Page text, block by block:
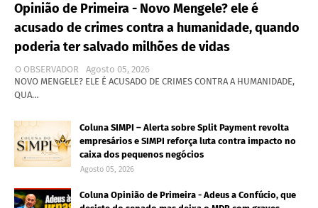
Opinião de Primeira - Novo Mengele? ele é
acusado de crimes contra a humanidade, quando
poderia ter salvado milhões de vidas
O OBSERVADOR
Agosto 05, 2026
NOVO MENGELE? ELE É ACUSADO DE CRIMES CONTRA A HUMANIDADE,
QUA…
Coluna SIMPI – Alerta sobre Split Payment revolta
empresários e SIMPI reforça luta contra impacto no
caixa dos pequenos negócios
Agosto 05, 2026
Coluna Opinião de Primeira - Adeus a Confúcio, que